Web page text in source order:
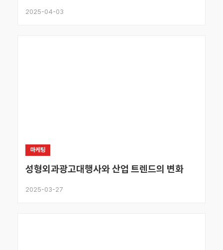
2025-04-03
마케팅
성형외과광고대행사와 산업 트렌드의 변화
2025-03-27